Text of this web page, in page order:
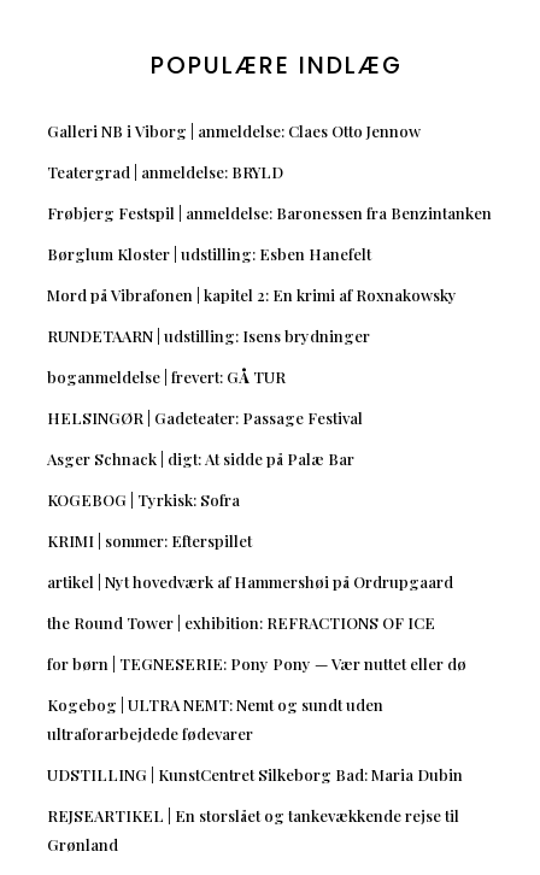
POPULÆRE INDLÆG
Galleri NB i Viborg | anmeldelse: Claes Otto Jennow
Teatergrad | anmeldelse: BRYLD
Frøbjerg Festspil | anmeldelse: Baronessen fra Benzintanken
Børglum Kloster | udstilling: Esben Hanefelt
Mord på Vibrafonen | kapitel 2: En krimi af Roxnakowsky
RUNDETAARN | udstilling: Isens brydninger
boganmeldelse | frevert: GÅ TUR
HELSINGØR | Gadeteater: Passage Festival
Asger Schnack | digt: At sidde på Palæ Bar
KOGEBOG | Tyrkisk: Sofra
KRIMI | sommer: Efterspillet
artikel | Nyt hovedværk af Hammershøi på Ordrupgaard
the Round Tower | exhibition: REFRACTIONS OF ICE
for børn | TEGNESERIE: Pony Pony — Vær nuttet eller dø
Kogebog | ULTRA NEMT: Nemt og sundt uden
ultraforarbejdede fødevarer
UDSTILLING | KunstCentret Silkeborg Bad: Maria Dubin
REJSEARTIKEL | En storslået og tankevækkende rejse til
Grønland